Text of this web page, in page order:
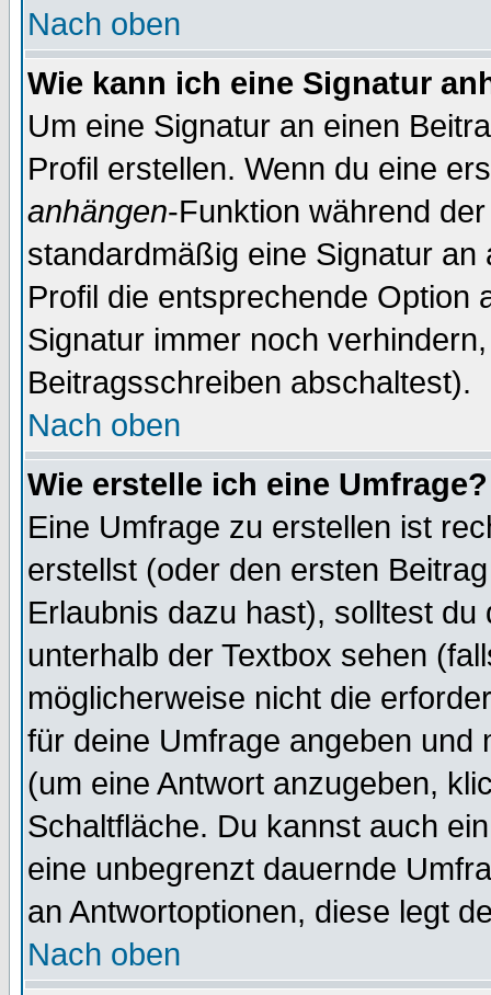
Nach oben
Wie kann ich eine Signatur
Um eine Signatur an einen
Profil erstellen. Wenn du eine
anhängen-Funktion während
standardmäßig eine Signatur
Profil die entsprechende Option
Signatur immer noch
Beitragsschreiben abschaltest).
Nach oben
Wie erstelle ich eine Umfrage?
Eine Umfrage zu erstellen ist
erstellst (oder den ersten
Erlaubnis dazu hast), solltest
unterhalb der Textbox sehen
möglicherweise nicht die
für deine Umfrage angeben und
(um eine Antwort anzugeben,
Schaltfläche. Du kannst auch
eine unbegrenzt dauernde
an Antwortoptionen, diese legt
Nach oben